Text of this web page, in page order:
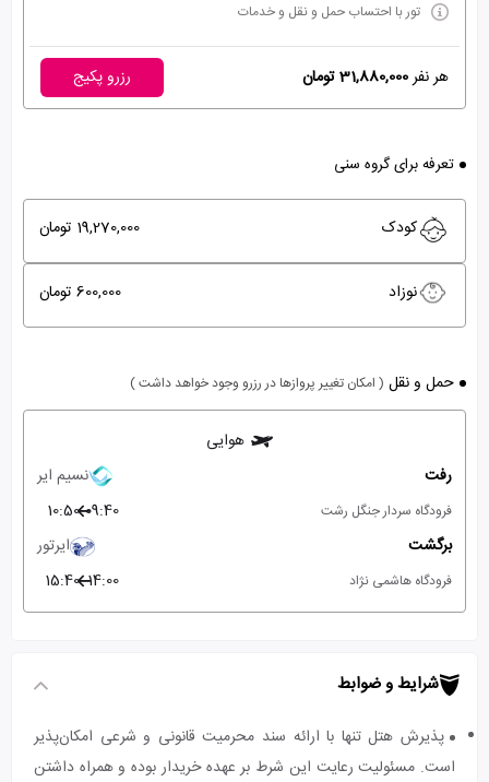
تور با احتساب حمل و نقل و خدمات
هر نفر31,880,000 تومان رزرو پکیج
تعرفه برای گروه سنی
کودک 19,270,000 تومان
نوزاد 600,000 تومان
حمل و نقل ( امکان تغییر پروازها در رزرو وجود خواهد داشت )
هوایی
رفت
نسیم ایر
فرودگاه سردار جنگل رشت 09:40
10:50
برگشت
ایرتور
فرودگاه هاشمی نژاد 14:00
15:40
شرایط و ضوابط
پذیرش هتل تنها با ارائه سند محرمیت قانونی و شرعی امکان‌پذیر
است. مسئولیت رعایت این شرط بر عهده خریدار بوده و همراه داشتن